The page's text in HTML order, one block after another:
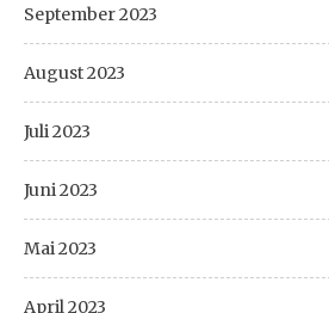
September 2023
August 2023
Juli 2023
Juni 2023
Mai 2023
April 2023